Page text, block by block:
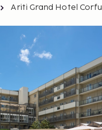
Ariti Grand Hotel Corfu